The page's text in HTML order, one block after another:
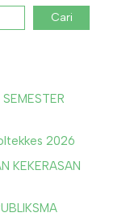
Cari
2026
KEKERASAN